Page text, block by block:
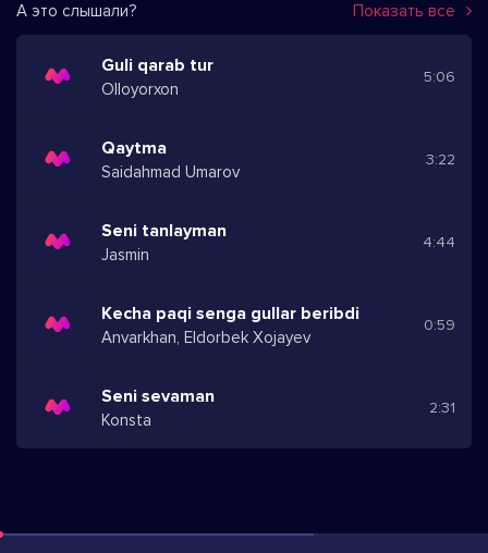
А это слышали? Показать все
Guli qarab tur
Olloyorxon
5:06
Qaytma
Saidahmad Umarov
3:22
Seni tanlayman
Jasmin
4:44
Kecha paqi senga gullar beribdi
Anvarkhan, Eldorbek Xojayev
0:59
Seni sevaman
Konsta
2:31